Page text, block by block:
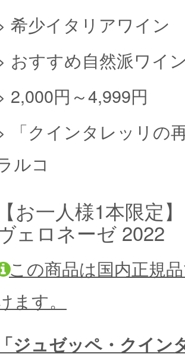
希少イタリアワイン
おすすめ自然派ワイ
2,000円～4,999円
「クインタレッリの
ルコ
【お一人様1本限定
ェロネーゼ 2022
この商品は国内正規
ます。
「ジュゼッペ・クイ